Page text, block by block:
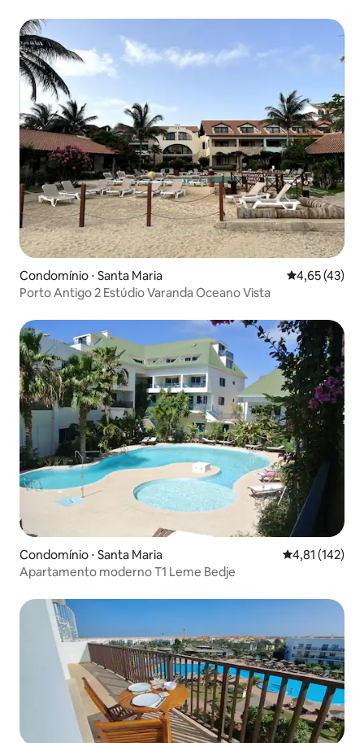
Condomínio ⋅ Santa Maria 4,65 de uma
4,65 (43)
Porto Antigo 2 Estúdio Varanda Oceano Vista
Condomínio ⋅ Santa Maria 4,81 de uma
4,81 (142)
Apartamento moderno T1 Leme Bedje